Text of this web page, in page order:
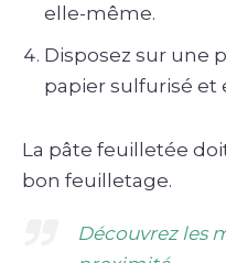
elle-même.
Disposez sur une
papier sulfurisé et
La pâte feuilletée
bon feuilletage.
Découvrez les